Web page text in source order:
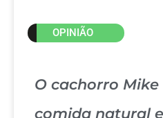
OPINIÃO
O cachorro
comida natural